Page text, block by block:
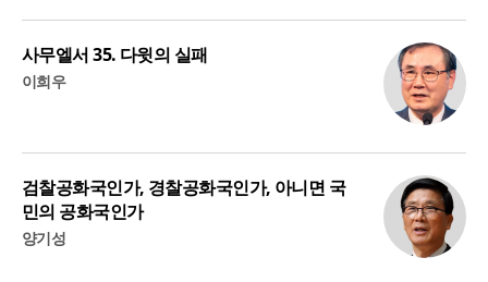
사무엘서 35. 다윗의 실패
이희우
검찰공화국인가, 경찰공화국인가, 아니면 국
민의 공화국인가
양기성